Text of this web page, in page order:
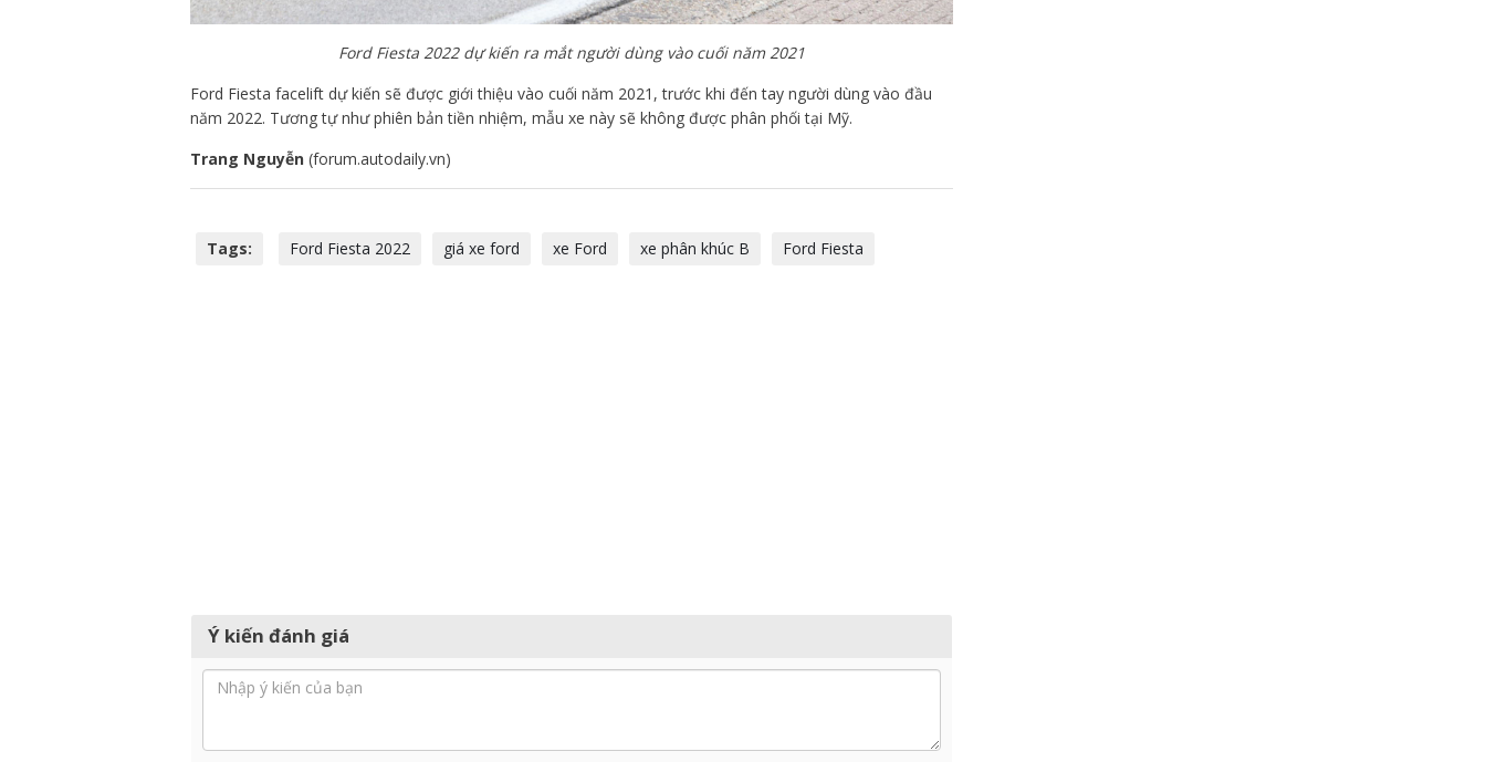
Ford Fiesta 2022 dự kiến ra mắt người dùng vào cuối năm 2021
Ford Fiesta facelift dự kiến sẽ được giới thiệu vào cuối năm 2021, trước khi đến tay người dùng vào đầu
năm 2022. Tương tự như phiên bản tiền nhiệm, mẫu xe này sẽ không được phân phối tại Mỹ.
Trang Nguyễn (forum.autodaily.vn)
Tags: Ford Fiesta 2022 giá xe ford xe Ford xe phân khúc B Ford Fiesta
Ý kiến đánh giá